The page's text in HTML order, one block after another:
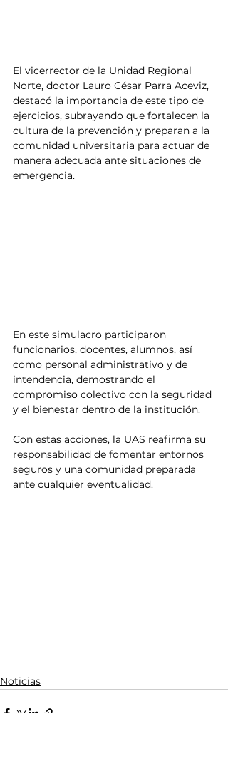
El vicerrector de la Unidad Regional
Norte, doctor Lauro César Parra Aceviz,
destacó la importancia de este tipo de
ejercicios, subrayando que fortalecen la
cultura de la prevención y preparan a la
comunidad universitaria para actuar de
manera adecuada ante situaciones de
emergencia.
En este simulacro participaron
funcionarios, docentes, alumnos, así
como personal administrativo y de
intendencia, demostrando el
compromiso colectivo con la seguridad
y el bienestar dentro de la institución.
Con estas acciones, la UAS reafirma su
responsabilidad de fomentar entornos
seguros y una comunidad preparada
ante cualquier eventualidad.
Noticias